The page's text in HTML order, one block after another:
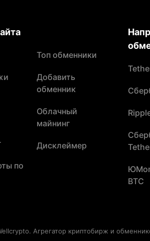
по
Топ обменники
Добавить
обменник
Облачный
майнинг
Дисклеймер
BTC
Агрегатор криптобирж и